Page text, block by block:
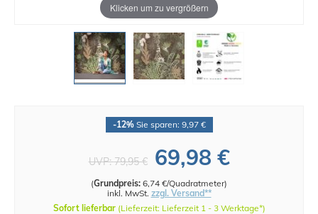
Klicken um zu vergrößern
-12%Sie sparen: 9,97 €
UVP:79,95 € 69,98 €
(Grundpreis: 6,74 €/Quadratmeter)
inkl. MwSt. zzgl. Versand**
Sofort lieferbar (Lieferzeit: Lieferzeit 1 - 3 Werktage*)